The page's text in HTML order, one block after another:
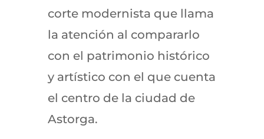
corte modernista que llama
la atención al compararlo
con el patrimonio histórico
y artístico con el que cuenta
el centro de la ciudad de
Astorga.